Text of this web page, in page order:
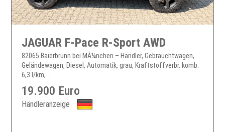
JAGUAR F-Pace R-Sport AWD
82065 Baierbrunn bei MÃ¼nchen – Händler, Gebrauchtwagen,
Geländewagen, Diesel, Automatik, grau, Kraftstoffverbr. komb.
6,3 l/km, ...
19.900 Euro
Händleranzeige